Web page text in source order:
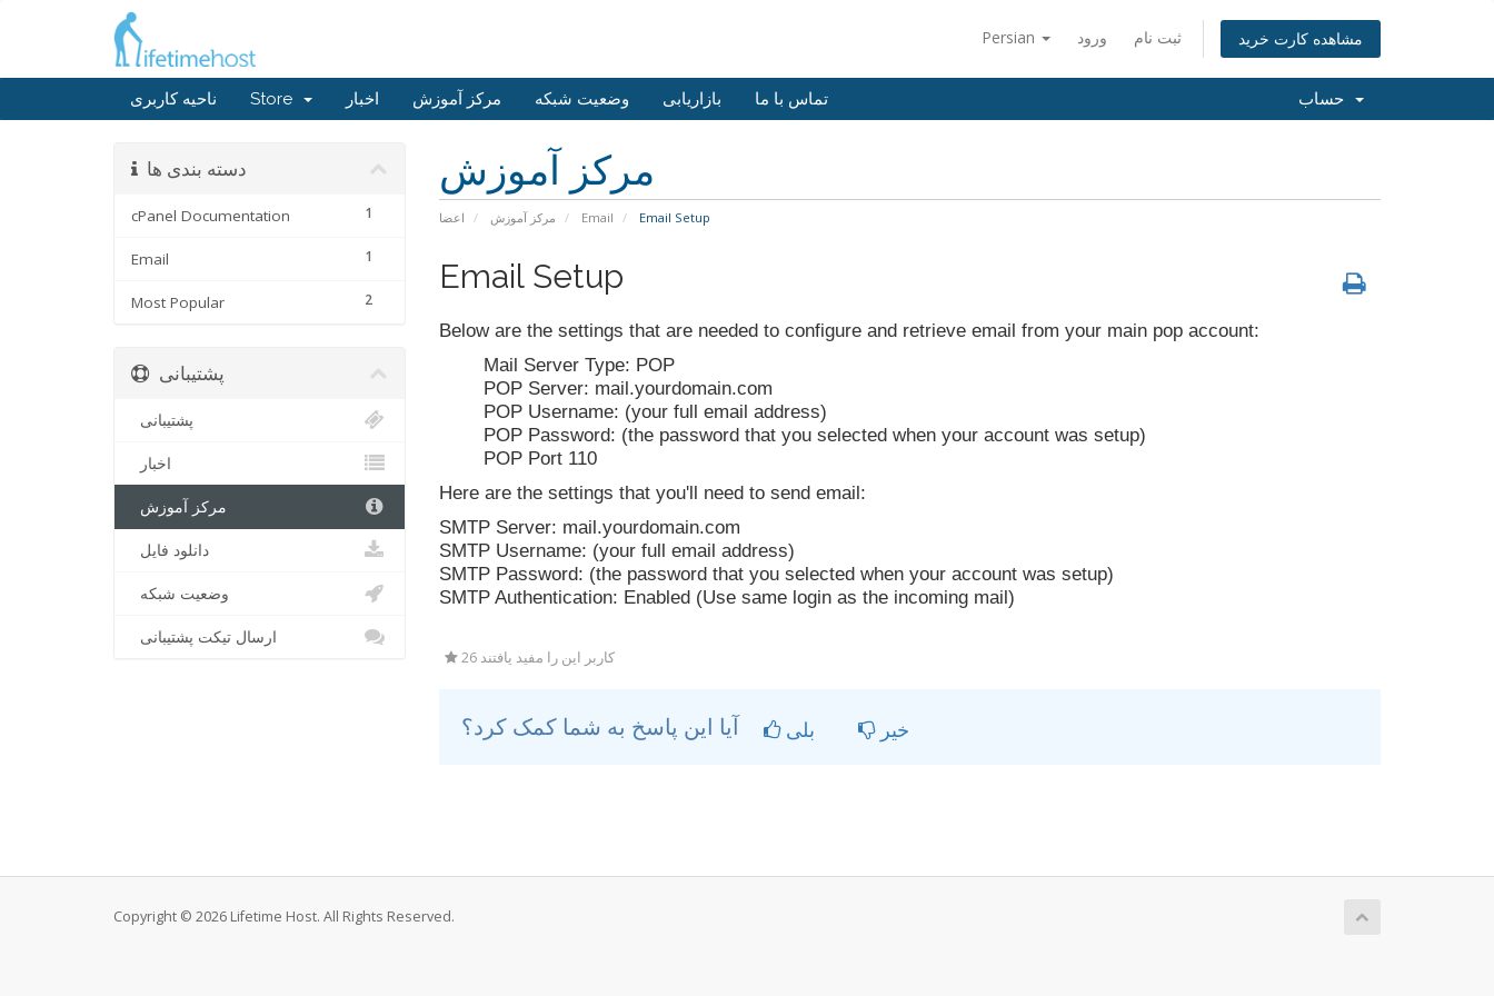
Persian ورود ثبت نام مشاهده کارت خرید
ناحیه کاربری Store اخبار مرکز آموزش وضعیت شبکه بازاریابی تماس با ما
مرکز آموزش
اعضا مرکز آموزش Email Email Setup
دسته بندی ها
1
cPanel Documentation
1
Email
2
Most Popular
Email Setup
Below are the settings that are needed to configure and retrieve email from your main pop account:
Mail Server Type: POP
POP Server: mail.yourdomain.com
POP Username: (your full email address)
POP Password: (the password that you selected when your account was setup)
POP Port 110
Here are the settings that you'll need to send email:
SMTP Server: mail.yourdomain.com
SMTP Username: (your full email address)
SMTP Password: (the password that you selected when your account was setup)
SMTP Authentication: Enabled (Use same login as the incoming mail)
26 کاربر این را مفید یافتند
آیا این پاسخ به شما کمک کرد؟ بلی خیر
پشتیبانی
پشتیبانی
اخبار
مرکز آموزش
دانلود فایل
وضعیت شبکه
ارسال تیکت پشتیبانی
Copyright © 2026 Lifetime Host. All Rights Reserved.